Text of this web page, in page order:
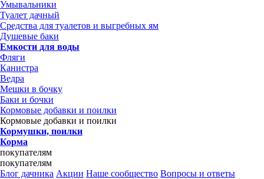
Умывальники
Туалет дачный
Средства для туалетов и выгребных ям
Душевые баки
Емкости для воды
Фляги
Канистра
Ведра
Мешки в бочку
Баки и бочки
Кормовые добавки и поилки
Кормовые добавки и поилки
Кормушки, поилки
Корма
покупателям
покупателям
Блог дачника Акции Наше сообщество Вопросы и ответы